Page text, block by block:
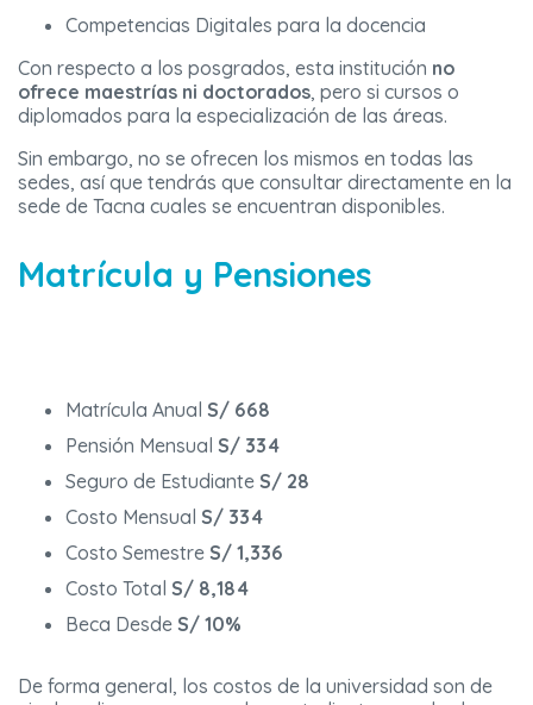
Competencias Digitales para la docencia
Con respecto a los posgrados, esta institución no
ofrece maestrías ni doctorados, pero si cursos o
diplomados para la especialización de las áreas.
Sin embargo, no se ofrecen los mismos en todas las
sedes, así que tendrás que consultar directamente en la
sede de Tacna cuales se encuentran disponibles.
Matrícula y Pensiones
Matrícula Anual S/ 668
Pensión Mensual S/ 334
Seguro de Estudiante S/ 28
Costo Mensual S/ 334
Costo Semestre S/ 1,336
Costo Total S/ 8,184
Beca Desde S/ 10%
De forma general, los costos de la universidad son de